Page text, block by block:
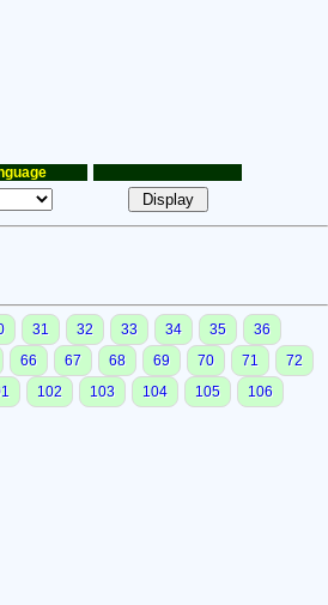
31 32 33 34 35
36
66 67 68 69 70 71
72
102 103 104 105
106